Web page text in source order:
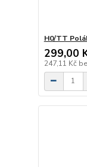
H0/TT
299,00
247,11 Kč